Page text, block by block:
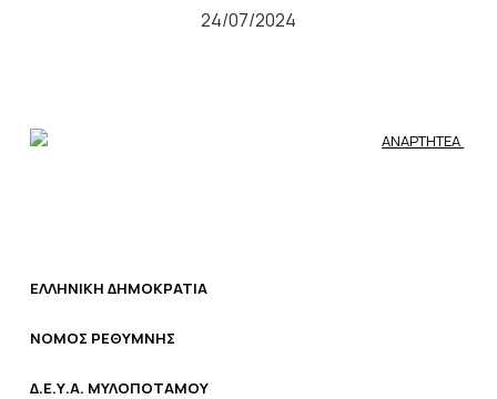
24/07/2024
ΑΝΑΡΤΗΤΕΑ
ΕΛΛΗΝΙΚΗ ΔΗΜΟΚΡΑΤΙΑ
ΝΟΜΟΣ ΡΕΘΥΜΝΗΣ
Δ.Ε.Υ.Α. ΜΥΛΟΠΟΤΑΜΟΥ